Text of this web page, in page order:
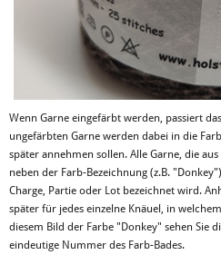
Wenn Garne eingefärbt werden, passiert
ungefärbten Garne werden dabei in die
später annehmen sollen. Alle Garne, die
neben der Farb-Bezeichnung (z.B.
Charge, Partie oder Lot bezeichnet wird.
später für jedes einzelne Knäuel, in
diesem Bild der Farbe "Donkey" sehen Sie
eindeutige Nummer des Farb-Bades.